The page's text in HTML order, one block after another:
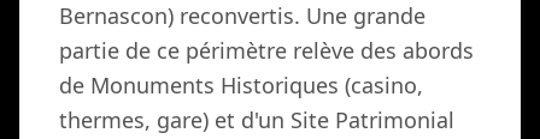
Bernascon) reconvertis. Une grande
partie de ce périmètre relève des abords
de Monuments Historiques (casino,
thermes, gare) et d'un Site Patrimonial